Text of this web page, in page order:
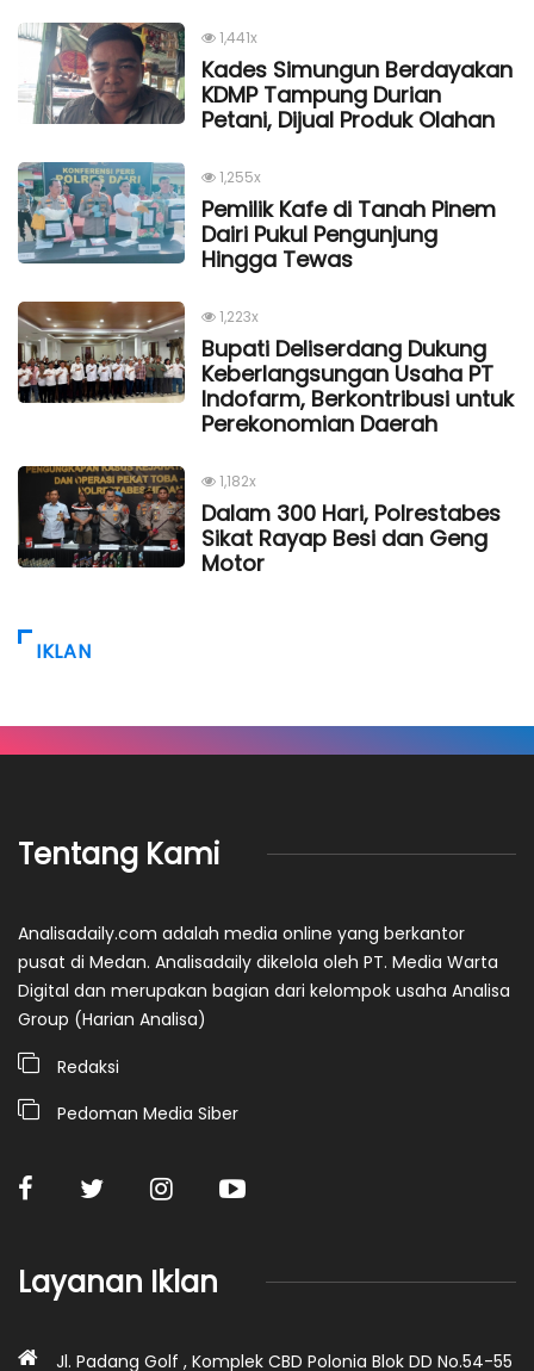
1,441x
Kades Simungun Berdayakan
KDMP Tampung Durian
Petani, Dijual Produk Olahan
1,255x
Pemilik Kafe di Tanah Pinem
Dairi Pukul Pengunjung
Hingga Tewas
1,223x
Bupati Deliserdang Dukung
Keberlangsungan Usaha PT
Indofarm, Berkontribusi untuk
Perekonomian Daerah
1,182x
Dalam 300 Hari, Polrestabes
Sikat Rayap Besi dan Geng
Motor
IKLAN
Tentang Kami
Analisadaily.com adalah media online yang berkantor
pusat di Medan. Analisadaily dikelola oleh PT. Media Warta
Digital dan merupakan bagian dari kelompok usaha Analisa
Group (Harian Analisa)
Redaksi
Pedoman Media Siber
Layanan Iklan
Jl. Padang Golf , Komplek CBD Polonia Blok DD No.54-55